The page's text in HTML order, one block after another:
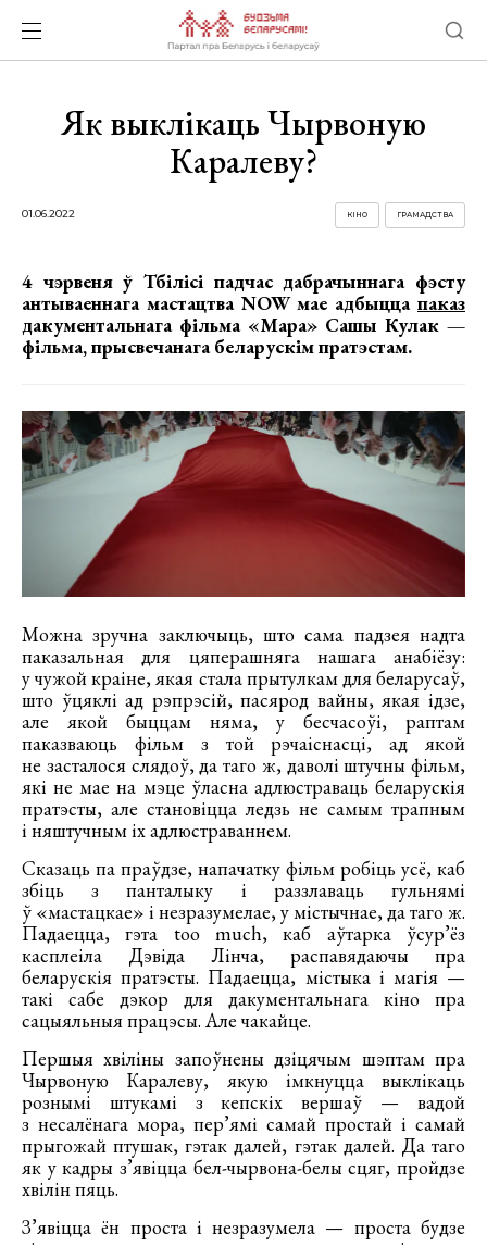
Як выклікаць Чырвоную
Каралеву?
01.06.2022 ГРАМАДСТВА
КІНО
4 чэрвеня ў Тбілісі падчас дабрачыннага фэсту
антываеннага мастацтва NOW мае адбыцца паказ
дакументальнага фільма «Мара» Сашы Кулак —
фільма, прысвечанага беларускім пратэстам.
Можна зручна заключыць, што сама падзея надта
паказальная для цяперашняга нашага анабіёзу:
у чужой краіне, якая стала прытулкам для беларусаў,
што ўцяклі ад рэпрэсій, пасярод вайны, якая ідзе,
але якой быццам няма, у бесчасоўі, раптам
паказваюць фільм з той рэчаіснасці, ад якой
не засталося слядоў, да таго ж, даволі штучны фільм,
які не мае на мэце ўласна адлюстраваць беларускія
пратэсты, але становіцца ледзь не самым трапным
і няштучным іх адлюстраваннем.
Сказаць па праўдзе, напачатку фільм робіць усё, каб
збіць з панталыку і раззлаваць гульнямі
ў «мастацкае» і незразумелае, у містычнае, да таго ж.
Падаецца, гэта too much, каб аўтарка ўсур’ёз
касплеіла Дэвіда Лінча, распавядаючы пра
беларускія пратэсты. Падаецца, містыка і магія —
такі сабе дэкор для дакументальнага кіно пра
сацыяльныя працэсы. Але чакайце.
Першыя хвіліны запоўнены дзіцячым шэптам пра
Чырвоную Каралеву, якую імкнуцца выклікаць
рознымі штукамі з кепскіх вершаў — вадой
з несалёнага мора, пер’ямі самай простай і самай
прыгожай птушак, гэтак далей, гэтак далей. Да таго
як у кадры з’явіцца бел-чырвона-белы сцяг, пройдзе
хвілін пяць.
З’явіцца ён проста і незразумела — проста будзе